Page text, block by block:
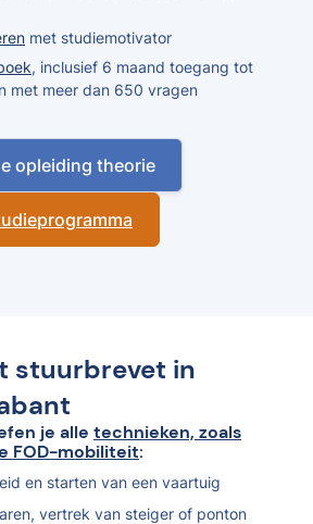
met studiemotivator
, inclusief 6 maand toegang tot
met meer dan 650 vragen
opleiding theorie
stuurbrevet in
je alle technieken, zoals
FOD-mobiliteit:
en starten van een vaartuig
vertrek van steiger of ponton